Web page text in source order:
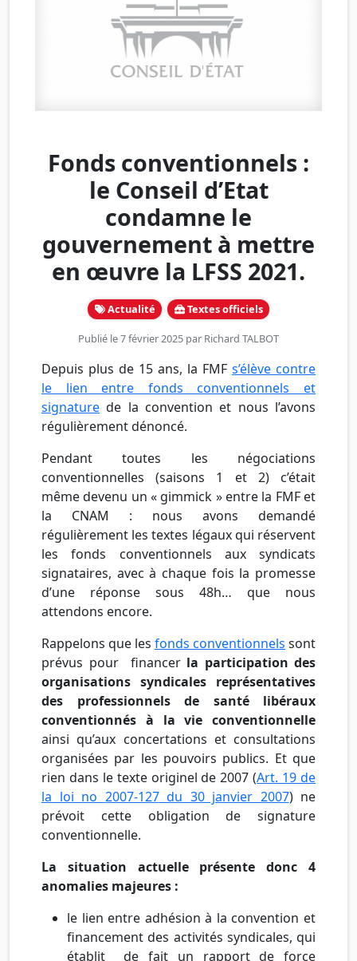
Fonds conventionnels :
le Conseil d’Etat
condamne le
gouvernement à mettre
en œuvre la LFSS 2021.
Actualité Textes officiels
Publié le 7 février 2025 par Richard TALBOT
Depuis plus de 15 ans, la FMF s’élève contre
le lien entre fonds conventionnels et
signature de la convention et nous l’avons
régulièrement dénoncé.
Pendant toutes les négociations
conventionnelles (saisons 1 et 2) c’était
même devenu un « gimmick » entre la FMF et
la CNAM : nous avons demandé
régulièrement les textes légaux qui réservent
les fonds conventionnels aux syndicats
signataires, avec à chaque fois la promesse
d’une réponse sous 48h… que nous
attendons encore.
Rappelons que les fonds conventionnels sont
prévus pour financer la participation des
organisations syndicales représentatives
des professionnels de santé libéraux
conventionnés à la vie conventionnelle
ainsi qu’aux concertations et consultations
organisées par les pouvoirs publics. Et que
rien dans le texte originel de 2007 (Art. 19 de
la loi no 2007-127du 30 janvier 2007) ne
prévoit cette obligation de signature
conventionnelle.
La situation actuelle présente donc 4
anomalies majeures :
le lien entre adhésion à la convention et
financement des activités syndicales, qui
établit de fait un rapport de force